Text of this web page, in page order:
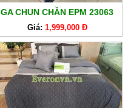
GA CHUN CHẦN EPM 23063
Giá: 1,999,000 Đ